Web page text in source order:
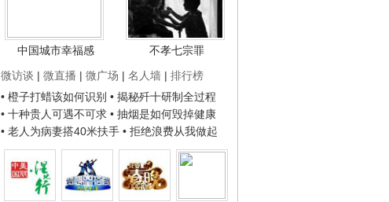
中国城市幸福感
不孝七宗罪
微访谈 | 微直播 | 微广场 | 名人墙 | 排行榜
• 橙子打蜡该如何识别 • 揭秘歼十研制全过程
• 十种贵人可遇不可求 • 抽烟是如何毁掉健康
• 老人为病妻搭40米扶手 • 拒绝浪费从我做起